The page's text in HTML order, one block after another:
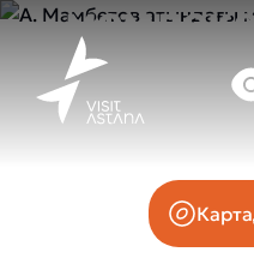
Мәңгілік Ел